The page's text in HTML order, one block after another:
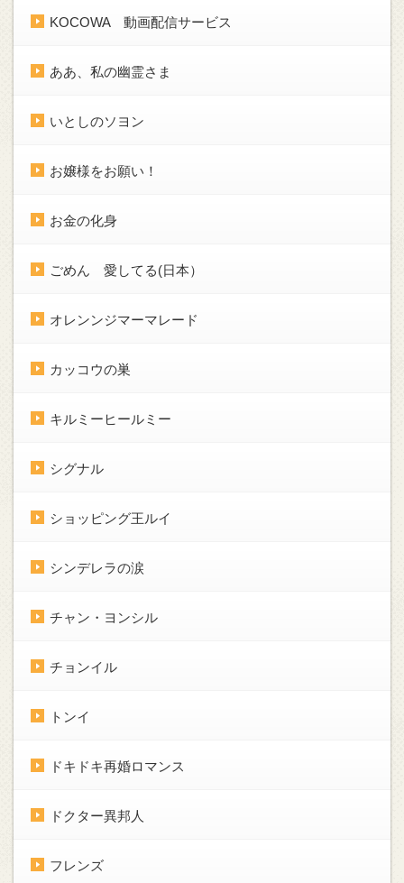
KOCOWA 動画配信サービス
ああ、私の幽霊さま
いとしのソヨン
お嬢様をお願い！
お金の化身
ごめん 愛してる(日本）
オレンンジマーマレード
カッコウの巣
キルミーヒールミー
シグナル
ショッピング王ルイ
シンデレラの涙
チャン・ヨンシル
チョンイル
トンイ
ドキドキ再婚ロマンス
ドクター異邦人
フレンズ